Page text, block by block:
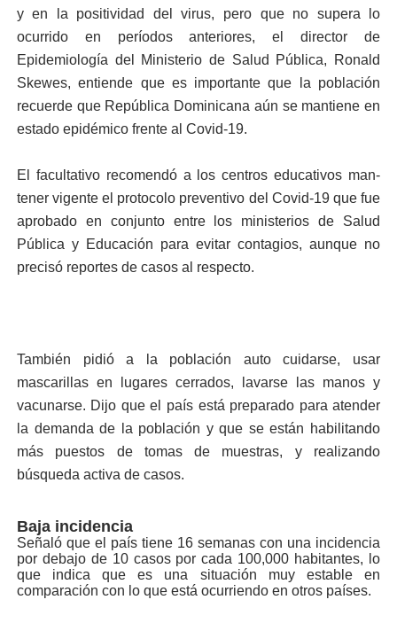
y en la positividad del virus, pero que no su­pera lo
ocurrido en perío­dos anteriores, el direc­tor de
Epidemiología del Ministerio de Salud Públi­ca, Ronald
Skewes, entien­de que es importante que la población
recuerde que Re­pública Dominicana aún se mantiene en
estado epidé­mico frente al Covid-19.
El facultativo recomendó a los centros educativos man­
tener vigente el protoco­lo preventivo del Covid-19 que fue
aprobado en con­junto entre los ministerios de Salud
Pública y Educa­ción para evitar contagios, aunque no
precisó reportes de casos al respecto.
También pidió a la pobla­ción auto cuidarse, usar
mascarillas en lugares ce­rrados, lavarse las manos y
vacunarse. Dijo que el país está preparado para aten­der
la demanda de la po­blación y que se están ha­bilitando
más puestos de tomas de muestras, y reali­zando
búsqueda activa de casos.
Baja incidencia
Señaló que el país tiene 16 semanas con una inciden­cia
por debajo de 10 casos por cada 100,000 habitan­tes, lo
que indica que es una situación muy estable en
comparación con lo que es­tá ocurriendo en otros paí­ses.